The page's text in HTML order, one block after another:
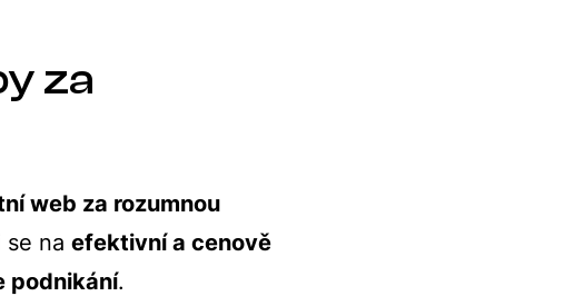
za
web za rozumnou
na efektivní a cenově
podnikání.